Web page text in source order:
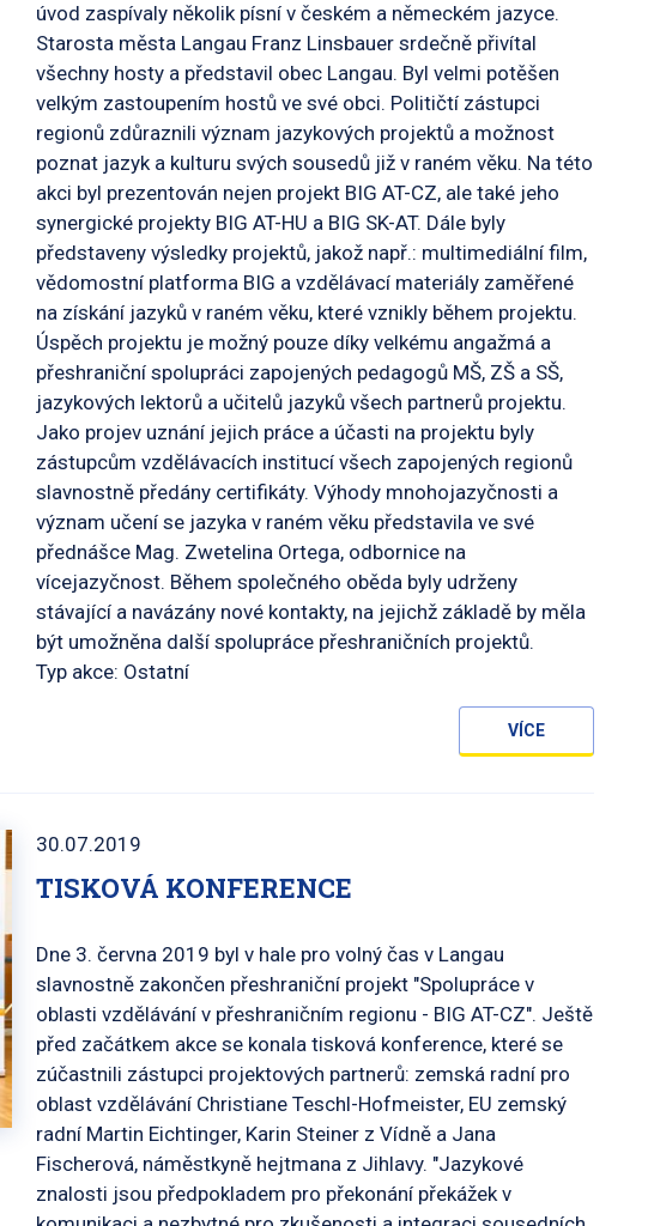
úvod zaspívaly několik písní v českém a německém jazyce.
Starosta města Langau Franz Linsbauer srdečně přivítal
všechny hosty a představil obec Langau. Byl velmi potěšen
velkým zastoupením hostů ve své obci. Političtí zástupci
regionů zdůraznili význam jazykových projektů a možnost
poznat jazyk a kulturu svých sousedů již v raném věku. Na této
akci byl prezentován nejen projekt BIG AT-CZ, ale také jeho
synergické projekty BIG AT-HU a BIG SK-AT. Dále byly
představeny výsledky projektů, jakož např.: multimediální film,
vědomostní platforma BIG a vzdělávací materiály zaměřené
na získání jazyků v raném věku, které vznikly během projektu.
Úspěch projektu je možný pouze díky velkému angažmá a
přeshraniční spolupráci zapojených pedagogů MŠ, ZŠ a SŠ,
jazykových lektorů a učitelů jazyků všech partnerů projektu.
Jako projev uznání jejich práce a účasti na projektu byly
zástupcům vzdělávacích institucí všech zapojených regionů
slavnostně předány certifikáty. Výhody mnohojazyčnosti a
význam učení se jazyka v raném věku představila ve své
přednášce Mag. Zwetelina Ortega, odbornice na
vícejazyčnost. Během společného oběda byly udrženy
stávající a navázány nové kontakty, na jejichž základě by měla
být umožněna další spolupráce přeshraničních projektů.
Typ akce: Ostatní
VÍCE
30.07.2019
TISKOVÁ KONFERENCE
Dne 3. června 2019 byl v hale pro volný čas v Langau
slavnostně zakončen přeshraniční projekt "Spolupráce v
oblasti vzdělávání v přeshraničním regionu - BIG AT-CZ". Ještě
před začátkem akce se konala tisková konference, které se
zúčastnili zástupci projektových partnerů: zemská radní pro
oblast vzdělávání Christiane Teschl-Hofmeister, EU zemský
radní Martin Eichtinger, Karin Steiner z Vídně a Jana
Fischerová, náměstkyně hejtmana z Jihlavy. "Jazykové
znalosti jsou předpokladem pro překonání překážek v